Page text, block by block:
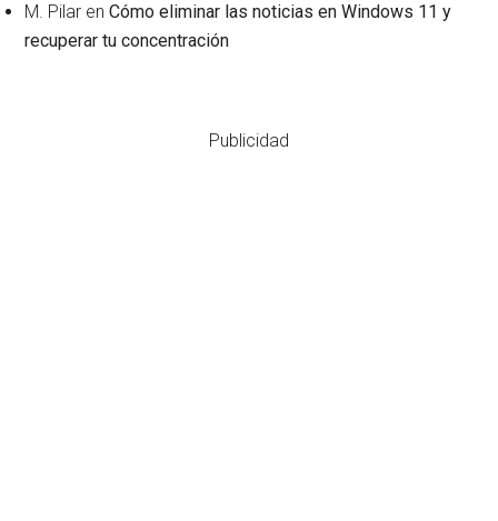
M. Pilar enCómo eliminar las noticias en Windows 11 y
recuperar tu concentración
Publicidad